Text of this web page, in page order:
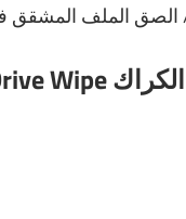
/ الصق الملف المشقق